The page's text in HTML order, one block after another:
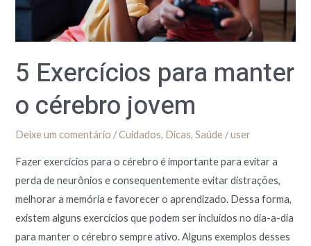
5 Exercícios para manter
o cérebro jovem
Deixe um comentário /Cuidados, Dicas,Saúde /user
Fazer exercícios para o cérebro é importante para evitar a
perda de neurônios e consequentemente evitar distrações,
melhorar a memória e favorecer o aprendizado. Dessa forma,
existem alguns exercícios que podem ser incluídos no dia-a-dia
para manter o cérebro sempre ativo. Alguns exemplos desses
jovem